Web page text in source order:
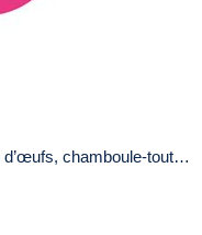
d’œufs, chamboule-tout…